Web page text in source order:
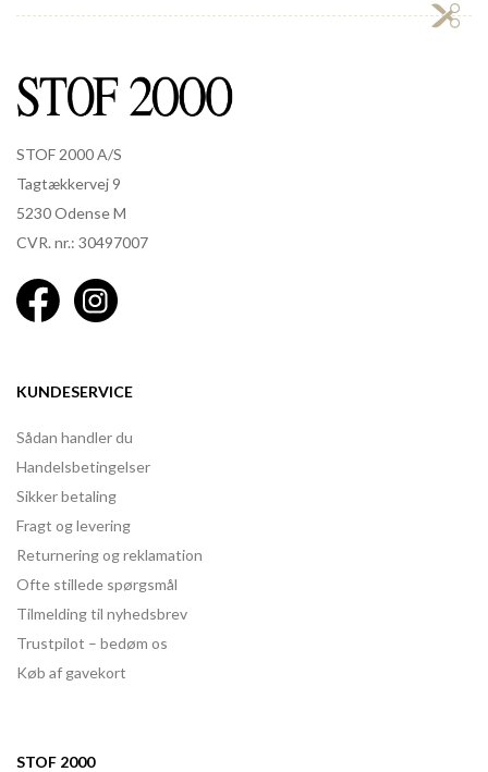
STOF 2000 A/S
Tagtækkervej 9
5230 Odense M
CVR. nr.: 30497007
KUNDESERVICE
Sådan handler du
Handelsbetingelser
Sikker betaling
Fragt og levering
Returnering og reklamation
Ofte stillede spørgsmål
Tilmelding til nyhedsbrev
Trustpilot – bedøm os
Køb af gavekort
STOF 2000